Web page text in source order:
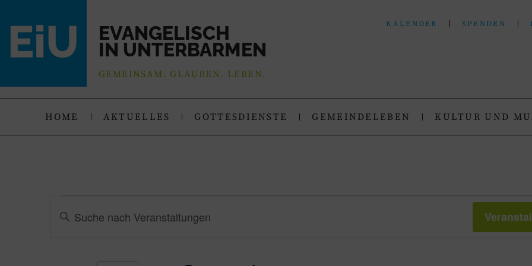
EVANGELISCH
IN UNTERBARMEN
GEMEINSAM. GLAUBEN. LEBEN.
KALENDER SPENDEN
HOME AKTUELLES GOTTESDIENSTE GEMEINDELEBEN KULTUR UND
Veranstaltungen
Suche
Schlüsselwort